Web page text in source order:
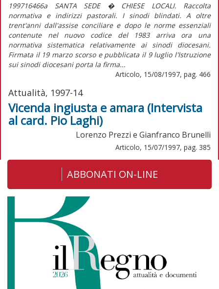
199716466a SANTA SEDE � CHIESE LOCALI. Raccolta
normativa e indirizzi pastorali. I sinodi blindati. A oltre
trent'anni dall'assise conciliare e dopo le norme essenziali
contenute nel nuovo codice del 1983 arriva ora una
normativa sistematica relativamente ai sinodi diocesani.
Firmata il 19 marzo scorso e pubblicata il 9 luglio l'Istruzione
sui sinodi diocesani porta la firma...
Articolo, 15/08/1997, pag. 466
Attualità, 1997-14
Vicenda ingiusta e amara (Intervista
al card. Pio Laghi)
Lorenzo Prezzi e Gianfranco Brunelli
Articolo, 15/07/1997, pag. 385
ABBONATI ON-LINE